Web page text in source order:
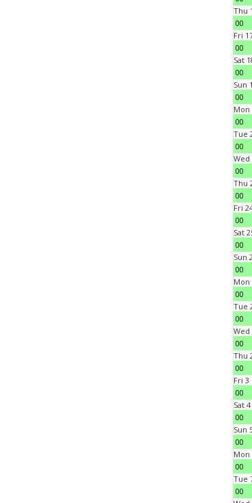
Thu
00
Fri
00
Sat
00
Sun
00
Mon
00
Tue
00
Wed
00
Thu
00
Fri
00
Sat
00
Sun
00
Mon
00
Tue
00
Wed
00
Thu
00
Fri 3
00
Sat
00
Sun
00
Mon
00
Tue
00